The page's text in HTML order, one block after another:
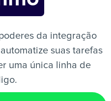
da integração
suas tarefas
uma única linha de